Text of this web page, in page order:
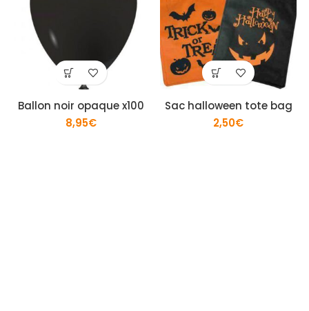
Ballon noir opaque x100
8,95€
Sac halloween tote bag
2,50€